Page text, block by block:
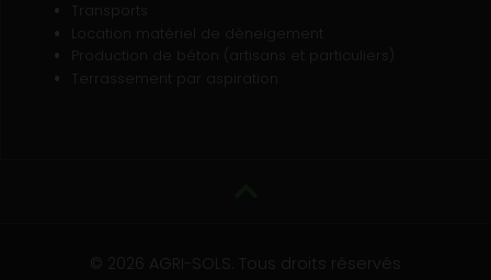
Transports
Location matériel de déneigement
Production de béton (artisans et particuliers)
Terrassement par aspiration
© 2026 AGRI-SOLS. Tous droits réservés